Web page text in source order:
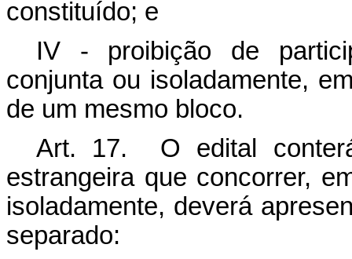
constituído; e
IV - proibição de
conjunta ou isoladamente,
de um mesmo bloco.
Art. 17. O edital
estrangeira que concorrer,
isoladamente, deverá
separado: